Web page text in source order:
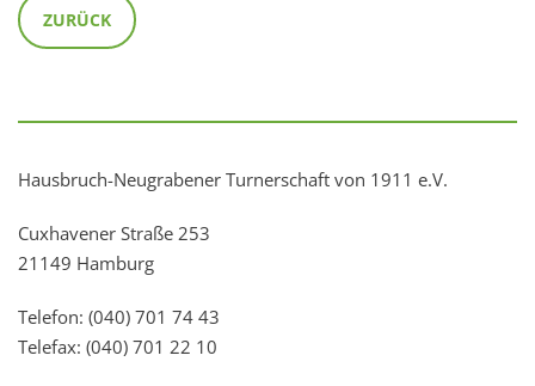
ZURÜCK
Hausbruch-Neugrabener Turnerschaft von 1911 e.V.
Cuxhavener Straße 253
21149 Hamburg
Telefon: (040) 701 74 43
Telefax: (040) 701 22 10